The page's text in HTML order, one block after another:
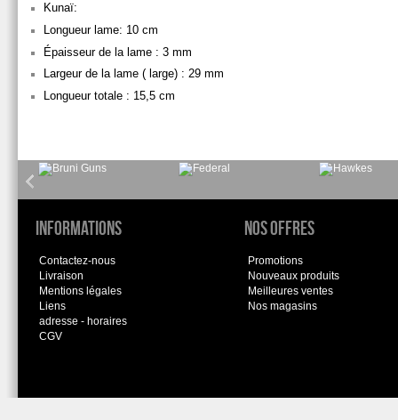
Kunaï:
Longueur lame: 10 cm
Épaisseur de la lame : 3 mm
Largeur de la lame ( large) : 29 mm
Longueur totale : 15,5 cm
Informations
Contactez-nous
Livraison
Mentions légales
Liens
adresse - horaires
CGV
Nos offres
Promotions
Nouveaux produits
Meilleures ventes
Nos magasins